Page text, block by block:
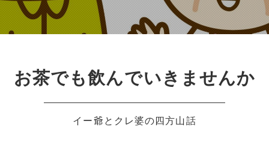
お茶でも飲んでいきませんか
イー爺とクレ婆の四方山話